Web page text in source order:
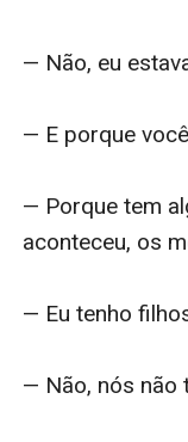
— Não, eu
— E porque
— Porque tem
aconteceu, os
— Eu tenho
— Não, nós não